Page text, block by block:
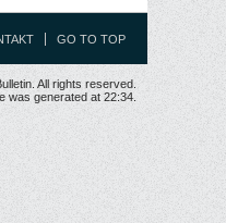
GO TO TOP
All rights reserved.
was generated at 22:34.